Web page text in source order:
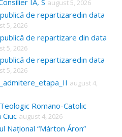
IA, S august 5, 2026
de repartizaredin data
5, 2026
de repartizare din data
5, 2026
de repartizaredin data
5, 2026
august 4,
Romano-Catolic
Ciuc august 4, 2026
Național “Márton Áron”